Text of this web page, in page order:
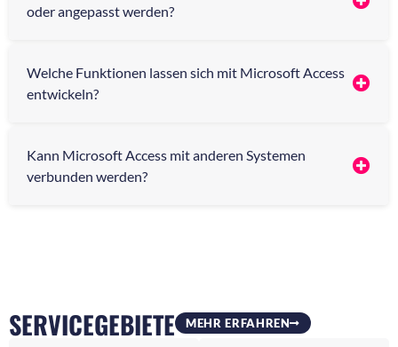
oder angepasst werden?
Welche Funktionen lassen sich mit Microsoft Access
entwickeln?
Kann Microsoft Access mit anderen Systemen
verbunden werden?
SERVICEGEBIETE MEHR ERFAHREN